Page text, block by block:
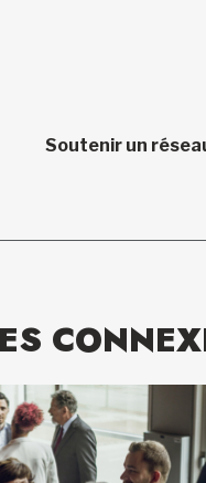
Soutenir un